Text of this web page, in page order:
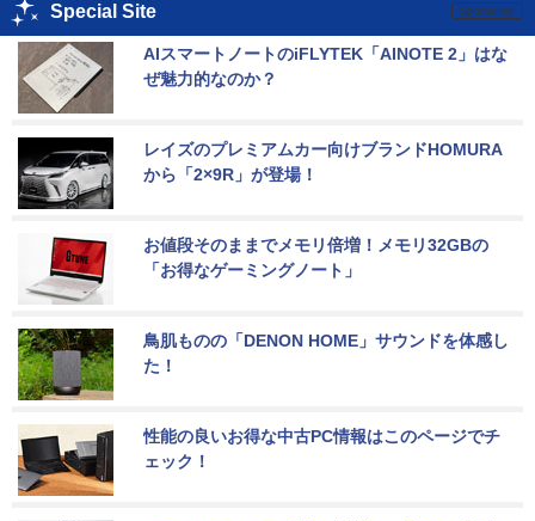
Special Site
AIスマートノートのiFLYTEK「AINOTE 2」はな
ぜ魅力的なのか？
レイズのプレミアムカー向けブランドHOMURA
から「2×9R」が登場！
お値段そのままでメモリ倍増！メモリ32GBの
「お得なゲーミングノート」
鳥肌ものの「DENON HOME」サウンドを体感し
た！
性能の良いお得な中古PC情報はこのページでチ
ェック！